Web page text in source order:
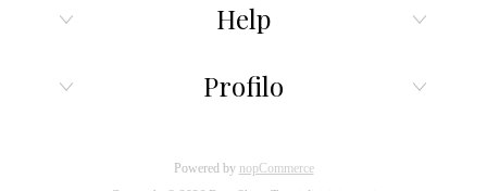
Help
Profilo
Powered by nopCommerce